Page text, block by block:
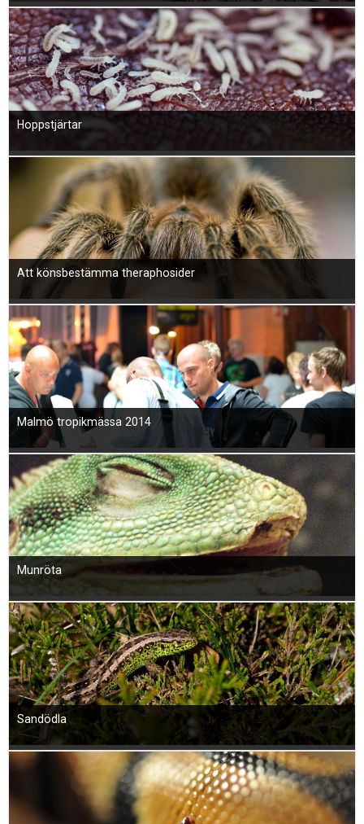
Hoppstjärtar
Att könsbestämma theraphosider
Malmö tropikmässa 2014
Munröta
Sandödla